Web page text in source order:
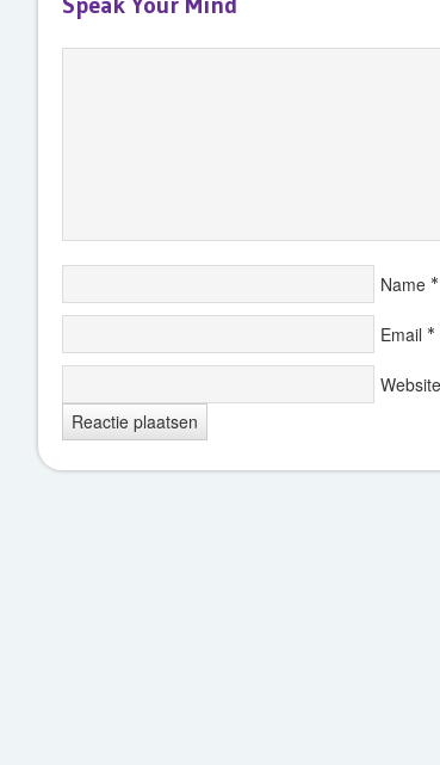
Name *
Email *
Website